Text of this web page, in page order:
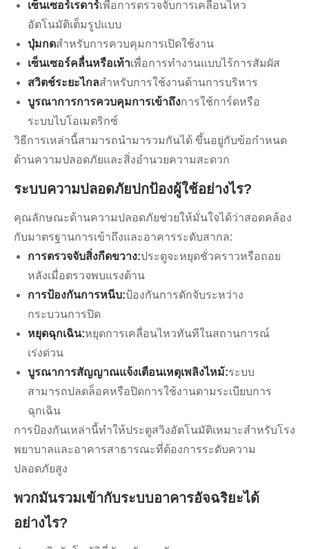
เซ็นเซอร์เรดาร์เพื่อการตรวจจับการเคลื่อนไหว
อัตโนมัติเต็มรูปแบบ
ปุ่มกดสำหรับการควบคุมการเปิดใช้งาน
เซ็นเซอร์คลื่นหรือเท้าเพื่อการทำงานแบบไร้การสัมผัส
สวิตช์ระยะไกลสำหรับการใช้งานด้านการบริหาร
บูรณาการการควบคุมการเข้าถึงการใช้การ์ดหรือ
ระบบไบโอเมตริกซ์
วิธีการเหล่านี้สามารถนำมารวมกันได้ ขึ้นอยู่กับข้อกำหนด
ด้านความปลอดภัยและสิ่งอำนวยความสะดวก
ระบบความปลอดภัยปกป้องผู้ใช้อย่างไร?
คุณลักษณะด้านความปลอดภัยช่วยให้มั่นใจได้ว่าสอดคล้อง
กับมาตรฐานการเข้าถึงและอาคารระดับสากล:
การตรวจจับสิ่งกีดขวาง:ประตูจะหยุดชั่วคราวหรือถอย
หลังเมื่อตรวจพบแรงต้าน
การป้องกันการหนีบ:ป้องกันการดักจับระหว่าง
กระบวนการปิด
หยุดฉุกเฉิน:หยุดการเคลื่อนไหวทันทีในสถานการณ์
เร่งด่วน
บูรณาการสัญญาณแจ้งเตือนเหตุเพลิงไหม้:ระบบ
สามารถปลดล็อคหรือปิดการใช้งานตามระเบียบการ
ฉุกเฉิน
การป้องกันเหล่านี้ทำให้ประตูสวิงอัตโนมัติเหมาะสำหรับโรง
พยาบาลและอาคารสาธารณะที่ต้องการระดับความ
ปลอดภัยสูง
พวกมันรวมเข้ากับระบบอาคารอัจฉริยะได้
อย่างไร?